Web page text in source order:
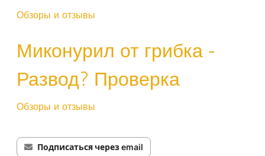
Обзоры и отзывы
Миконурил от грибка -
Развод? Проверка
Обзоры и отзывы
Подписаться через email